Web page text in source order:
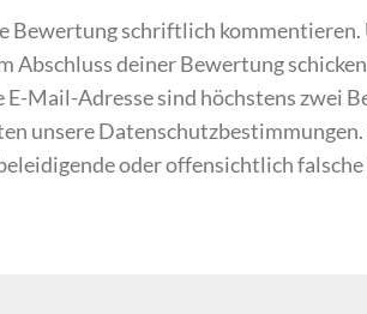
Bewertung schriftlich kommentieren.
Abschluss deiner Bewertung
Mail-Adresse sind höchstens zwei
unsere
oder offensichtlich